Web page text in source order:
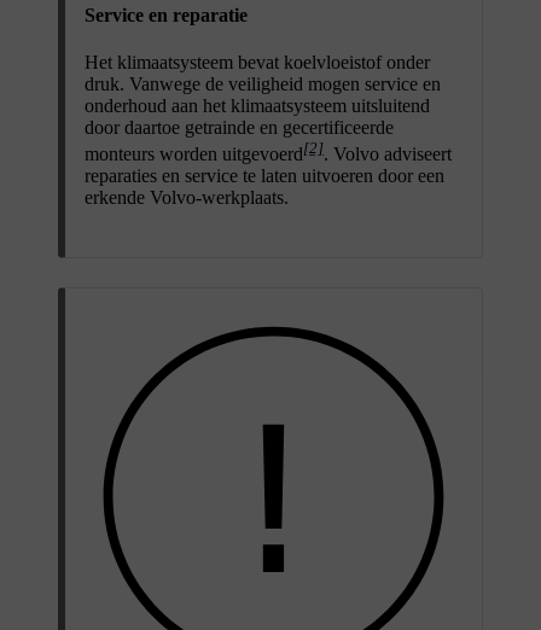
Service en reparatie
Het klimaatsysteem bevat koelvloeistof onder
druk. Vanwege de veiligheid mogen service en
onderhoud aan het klimaatsysteem uitsluitend
door daartoe getrainde en gecertificeerde
monteurs worden uitgevoerd[2]. Volvo adviseert
reparaties en service te laten uitvoeren door een
erkende Volvo-werkplaats.